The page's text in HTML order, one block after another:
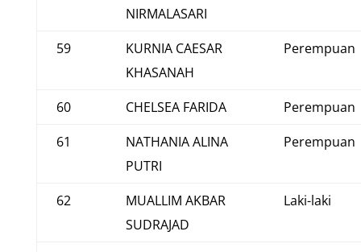
NIRMALASARI
59
KURNIA CAESAR
KHASANAH
Perempuan
60 CHELSEA FARIDA
Perempuan
61
NATHANIA ALINA
PUTRI
Perempuan
62
MUALLIM AKBAR
SUDRAJAD
Laki-laki